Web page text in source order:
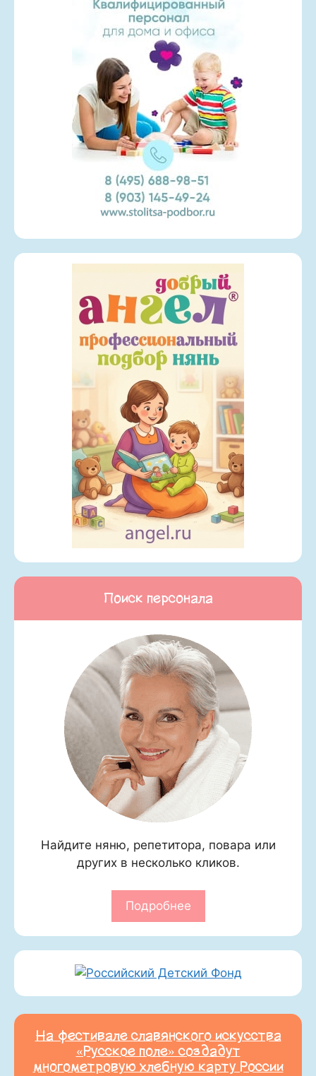
Поиск персонала
Найдите няню, репетитора, повара или
других в несколько кликов.
Подробнее
На фестивале славянского искусства
«Русское поле» создадут
многометровую хлебную карту России